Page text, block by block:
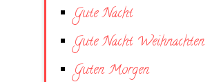
Gute Nacht
Gute Nacht Weihnachten
Guten Morgen